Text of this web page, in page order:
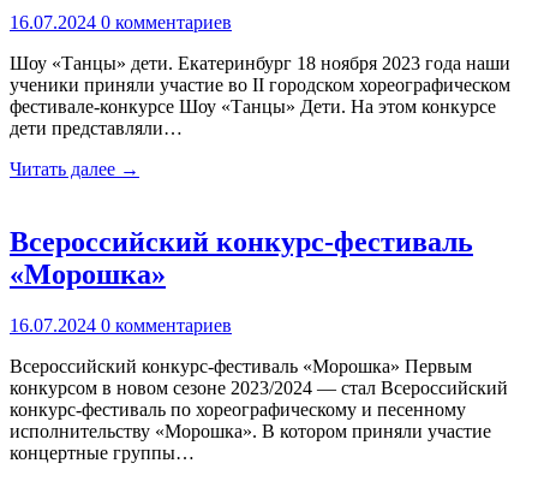
16.07.2024 0 комментариев
Шоу «Танцы» дети. Екатеринбург 18 ноября 2023 года наши
ученики приняли участие во II городском хореографическом
фестивале-конкурсе Шоу «Танцы» Дети. На этом конкурсе
дети представляли…
Читать далее →
Всероссийский конкурс-фестиваль
«Морошка»
16.07.2024 0 комментариев
Всероссийский конкурс-фестиваль «Морошка» Первым
конкурсом в новом сезоне 2023/2024 — стал Всероссийский
конкурс-фестиваль по хореографическому и песенному
исполнительству «Морошка». В котором приняли участие
концертные группы…